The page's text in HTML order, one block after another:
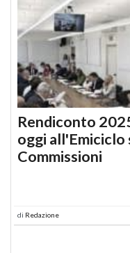
Rendiconto
oggi
Commissioni
di Redazione